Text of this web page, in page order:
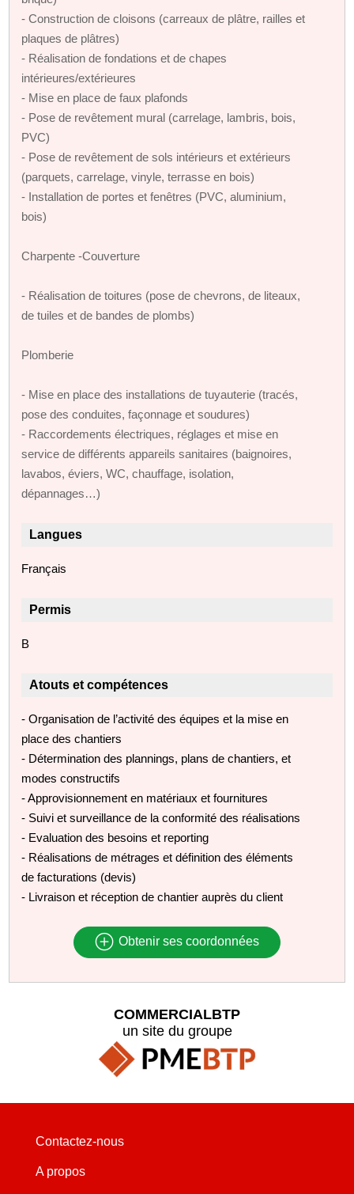
- Construction de cloisons (carreaux de plâtre, railles et
plaques de plâtres)
- Réalisation de fondations et de chapes
intérieures/extérieures
- Mise en place de faux plafonds
- Pose de revêtement mural (carrelage, lambris, bois,
PVC)
- Pose de revêtement de sols intérieurs et extérieurs
(parquets, carrelage, vinyle, terrasse en bois)
- Installation de portes et fenêtres (PVC, aluminium,
bois)
Charpente -Couverture
- Réalisation de toitures (pose de chevrons, de liteaux,
de tuiles et de bandes de plombs)
Plomberie
- Mise en place des installations de tuyauterie (tracés,
pose des conduites, façonnage et soudures)
- Raccordements électriques, réglages et mise en
service de différents appareils sanitaires (baignoires,
lavabos, éviers, WC, chauffage, isolation,
dépannages…)
Langues
Français
Permis
B
Atouts et compétences
- Organisation de l’activité des équipes et la mise en
place des chantiers
- Détermination des plannings, plans de chantiers, et
modes constructifs
- Approvisionnement en matériaux et fournitures
- Suivi et surveillance de la conformité des réalisations
- Evaluation des besoins et reporting
- Réalisations de métrages et définition des éléments
de facturations (devis)
- Livraison et réception de chantier auprès du client
Obtenir ses coordonnées
COMMERCIALBTP
un site du groupe
Contactez-nous
A propos